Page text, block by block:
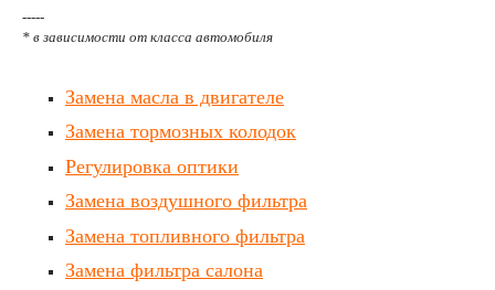
-----
* в зависимости от класса автомобиля
Замена масла в двигателе
Замена тормозных колодок
Регулировка оптики
Замена воздушного фильтра
Замена топливного фильтра
Замена фильтра салона